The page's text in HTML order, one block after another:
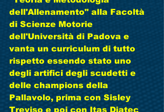
dell'Allenamento" alla Facoltà
di Scienze Motorie
dell'Università di Padova e
vanta un curriculum di tutto
rispetto essendo stato uno
degli artifici degli scudetti e
delle champions della
Pallavolo, prima con Sisley
Treviso e poi con Itas Diatec